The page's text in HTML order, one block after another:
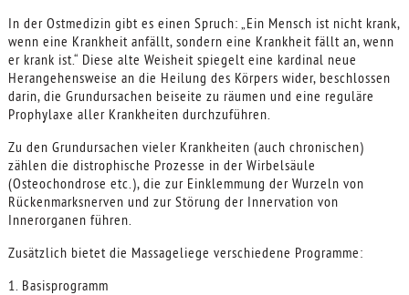
In der Ostmedizin gibt es einen Spruch: „Ein Mensch ist nicht krank,
wenn eine Krankheit anfällt, sondern eine Krankheit fällt an, wenn
er krank ist.“ Diese alte Weisheit spiegelt eine kardinal neue
Herangehensweise an die Heilung des Körpers wider, beschlossen
darin, die Grundursachen beiseite zu räumen und eine reguläre
Prophylaxe aller Krankheiten durchzuführen.
Zu den Grundursachen vieler Krankheiten (auch chronischen)
zählen die distrophische Prozesse in der Wirbelsäule
(Osteochondrose etc.), die zur Einklemmung der Wurzeln von
Rückenmarksnerven und zur Störung der Innervation von
Innerorganen führen.
Zusätzlich bietet die Massageliege verschiedene Programme:
1. Basisprogramm